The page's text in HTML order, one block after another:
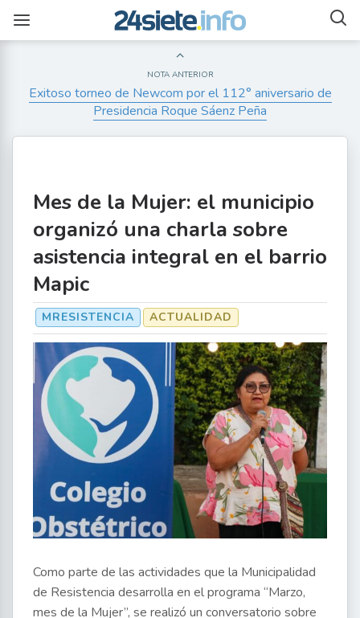
NOTA ANTERIOR
Exitoso torneo de Newcom por el 112° aniversario de
Presidencia Roque Sáenz Peña
Mes de la Mujer: el municipio
organizó una charla sobre
asistencia integral en el barrio
Mapic
MRESISTENCIA ACTUALIDAD
Como parte de las actividades que la Municipalidad
de Resistencia desarrolla en el programa “Marzo,
mes de la Mujer”, se realizó un conversatorio sobre